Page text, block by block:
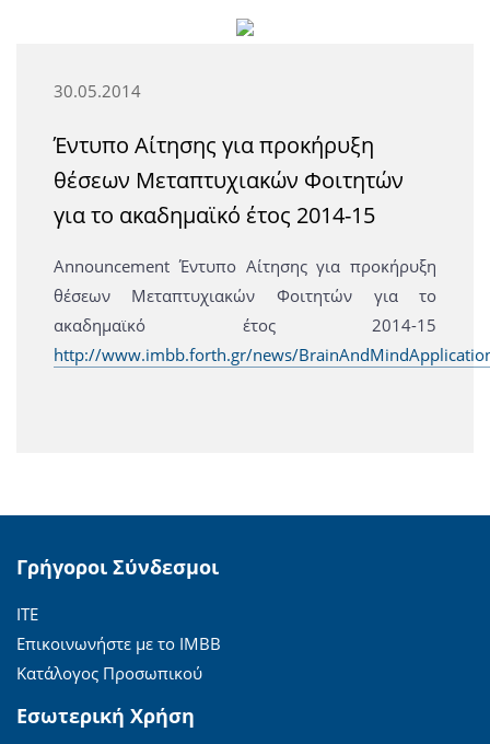
30.05.2014
Έντυπο Αίτησης για προκήρυξη
θέσεων Μεταπτυχιακών Φοιτητών
για το ακαδημαϊκό έτος 2014-15
Announcement Έντυπο Αίτησης για προκήρυξη
θέσεων Μεταπτυχιακών Φοιτητών για το
ακαδημαϊκό έτος 2014-15
http://www.imbb.forth.gr/news/
Γρήγοροι Σύνδεσμοι
ΙΤΕ
Επικοινωνήστε με το ΙΜΒΒ
Κατάλογος Προσωπικού
Εσωτερική Χρήση